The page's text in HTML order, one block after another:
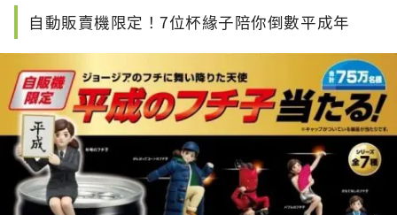
自動販賣機限定！7位杯緣子陪你倒數平成年